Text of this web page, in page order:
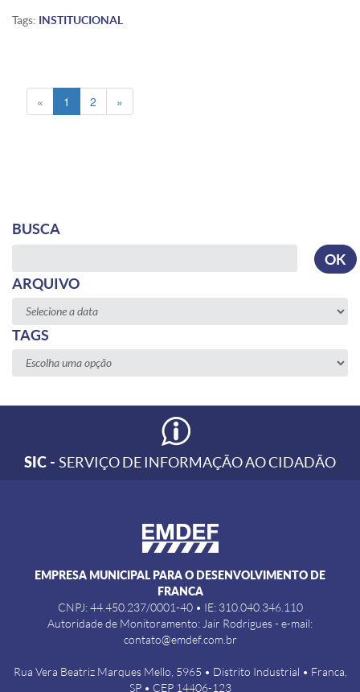
Tags: INSTITUCIONAL
« 1 2 »
BUSCA
OK
ARQUIVO
TAGS
SIC - SERVIÇO DE INFORMAÇÃO AO CIDADÃO
EMPRESA MUNICIPAL PARA O DESENVOLVIMENTO DE
FRANCA
CNPJ: 44.450.237/0001-40 • IE: 310.040.346.110
Autoridade de Monitoramento: Jair Rodrigues - e-mail:
contato@emdef.com.br
Rua Vera Beatriz Marques Mello, 5965 • Distrito Industrial • Franca,
SP • CEP 14406-123